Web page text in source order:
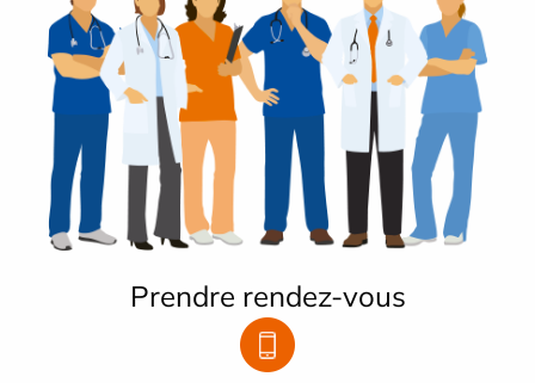
Prendre rendez-vous